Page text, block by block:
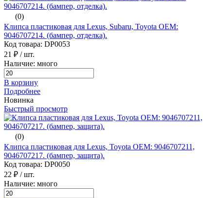
(0)
Клипса пластиковая для Lexus, Subaru, Toyota ОЕМ:
9046707214. (бампер, отделка).
Код товара: DP0053
21 ₽ / шт.
Наличие: много
В корзину
Подробнее
Новинка
Быстрый просмотр
(0)
Клипса пластиковая для Lexus, Toyota ОЕМ: 9046707211,
9046707217. (бампер, защита).
Код товара: DP0050
22 ₽ / шт.
Наличие: много